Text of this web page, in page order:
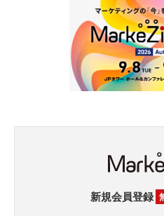
新規会員登録